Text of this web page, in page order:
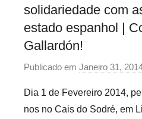
solidariedade com
estado espanhol |
Gallardón!
Publicado em Janeiro 31,
Dia 1 de Fevereiro 2014,
nos no Cais do Sodré, em